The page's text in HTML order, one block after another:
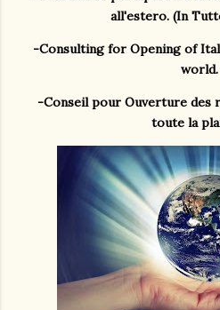
all'estero. (In
-Consulting for Opening of
world.
-Conseil pour Ouverture des
toute la